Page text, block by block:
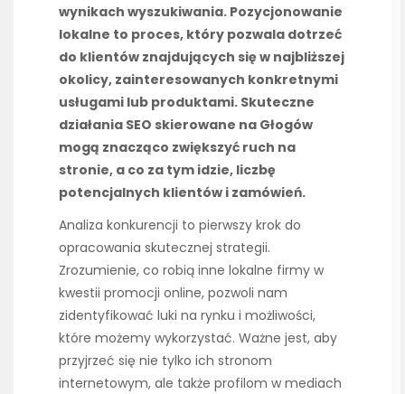
wynikach wyszukiwania. Pozycjonowanie
lokalne to proces, który pozwala dotrzeć
do klientów znajdujących się w najbliższej
okolicy, zainteresowanych konkretnymi
usługami lub produktami. Skuteczne
działania SEO skierowane na Głogów
mogą znacząco zwiększyć ruch na
stronie, a co za tym idzie, liczbę
potencjalnych klientów i zamówień.
Analiza konkurencji to pierwszy krok do
opracowania skutecznej strategii.
Zrozumienie, co robią inne lokalne firmy w
kwestii promocji online, pozwoli nam
zidentyfikować luki na rynku i możliwości,
które możemy wykorzystać. Ważne jest, aby
przyjrzeć się nie tylko ich stronom
internetowym, ale także profilom w mediach